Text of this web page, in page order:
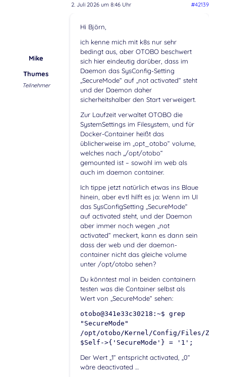
2. Juli 2026 um 8:46 Uhr #42139
Mike
Thumes
Teilnehmer
Hi Björn,
ich kenne mich mit k8s nur sehr
bedingt aus, aber OTOBO beschwert
sich hier eindeutig darüber, dass im
Daemon das SysConfig-Setting
„SecureMode“ auf „not activated“ steht
und der Daemon daher
sicherheitshalber den Start verweigert.
Zur Laufzeit verwaltet OTOBO die
SystemSettings im Filesystem, und für
Docker-Container heißt das
üblicherweise im „opt_otobo“ volume,
welches nach „/opt/otobo“
gemounted ist – sowohl im web als
auch im daemon container.
Ich tippe jetzt natürlich etwas ins Blaue
hinein, aber evtl hilft es ja: Wenn im UI
das SysConfigSetting „SecureMode“
auf activated steht, und der Daemon
aber immer noch wegen „not
activated“ meckert, kann es dann sein
dass der web und der daemon-
container nicht das gleiche volume
unter /opt/otobo sehen?
Du könntest mal in beiden containern
testen was die Container selbst als
Wert von „SecureMode“ sehen:
otobo@341e33c30218:~$ grep
"SecureMode"
/opt/otobo/Kernel/Config/Files/
$Self->{'SecureMode'} = '1';
Der Wert „1“ entspricht activated, „0“
wäre deactivated …